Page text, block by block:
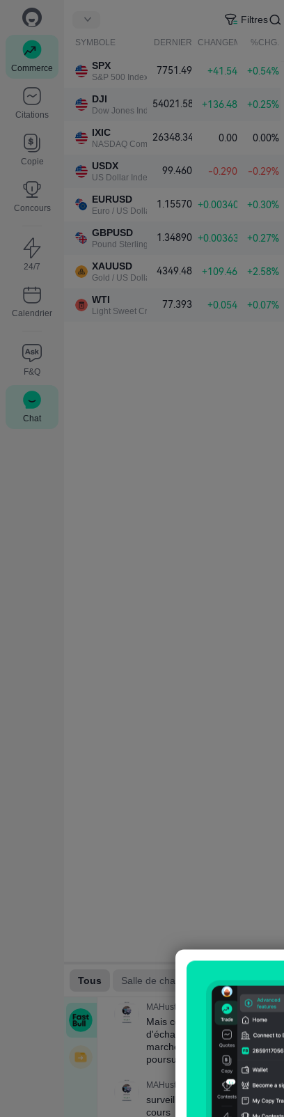
Commerce
Citations
Copie
Concours
24/7
Calendrier
F&Q
Chat
Filtres
SYMBOLE DERNIER CHANGEMENT NET.
%CHG.
SPX
S&P 500 Index
7751.49 +41.54 +0.54%
DJI
Dow Jones Industrial Average
54021.58 +136.48 +0.25%
IXIC
NASDAQ Composite Index
26348.34 0.00 0.00%
USDX
US Dollar Index
99.460 -0.290 -0.29%
EURUSD
Euro / US Dollar
1.15570 +0.00340 +0.30%
GBPUSD
Pound Sterling / US Dollar
1.34890 +0.00363 +0.27%
XAUUSD
Gold / US Dollar
4349.48 +109.46 +2.58%
WTI
Light Sweet Crude Oil
77.393 +0.054 +0.07%